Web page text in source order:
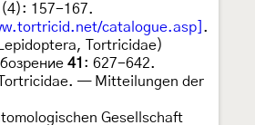
(4): 157-167.
catalogue.asp] .
Tortricidae)
41 : 627-642.
— Mitteilungen der
Gesellschaft